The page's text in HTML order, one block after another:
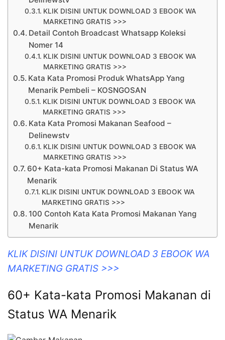
KLIK DISINI UNTUK DOWNLOAD 3 EBOOK WA
MARKETING GRATIS >>>
Detail Contoh Broadcast Whatsapp Koleksi
Nomer 14
KLIK DISINI UNTUK DOWNLOAD 3 EBOOK WA
MARKETING GRATIS >>>
Kata Kata Promosi Produk WhatsApp Yang
Menarik Pembeli – KOSNGOSAN
KLIK DISINI UNTUK DOWNLOAD 3 EBOOK WA
MARKETING GRATIS >>>
Kata Kata Promosi Makanan Seafood –
Delinewstv
KLIK DISINI UNTUK DOWNLOAD 3 EBOOK WA
MARKETING GRATIS >>>
60+ Kata-kata Promosi Makanan Di Status WA
Menarik
KLIK DISINI UNTUK DOWNLOAD 3 EBOOK WA
MARKETING GRATIS >>>
100 Contoh Kata Kata Promosi Makanan Yang
Menarik
KLIK DISINI UNTUK DOWNLOAD 3 EBOOK WA
MARKETING GRATIS >>>
60+ Kata-kata Promosi Makanan di
Status WA Menarik